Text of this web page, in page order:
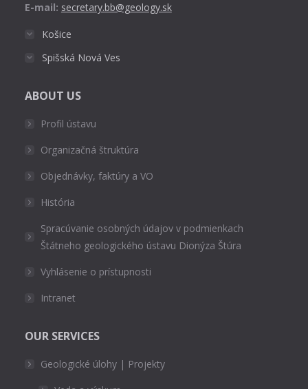
E-mail: secretary.bb@geology.sk
Košice
Spišská Nová Ves
ABOUT US
Profil ústavu
Organizačná štruktúra
Objednávky, faktúry a VO
História
Spracúvanie osobných údajov v podmienkach
Štátneho geologického ústavu Dionýza Štúra
Vyhlásenie o prístupnosti
Intranet
OUR SERVICES
Geologické úlohy | Projekty